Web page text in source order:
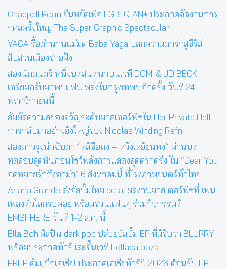
Chappell Roan ยืนหยัดเพื่อ LGBTQIAN+ ประกาศจัดงานการ
กุศลครั้งใหญ่ The Super Graphic Spectacular
YAGA รื้อตำนานแม่มด Baba Yaga ปลุกความดาร์กสู่ซีรีส์
สืบสวนเมืองชายฝั่ง
สองนักดนตรี หนึ่งบทสนทนาบนเวที DOMi & JD BECK
เตรียมกลับมาพบแฟนเพลงในกรุงเทพฯ อีกครั้ง วันที่ 24
พฤศจิกายนนี้
สัมผัสความสยองขวัญระดับมาสเตอร์พีซใน Her Private Hell
การกลับมาอย่างยิ่งใหญ่ของ Nicolas Winding Refn
สองดาวรุ่งน่าจับตา “หลี่ซือถง – หวังเหยียนทง” ผ่านบท
ทดสอบสุดหินก่อนโชว์พลังการแสดงสุดตราตรึง ใน “Dear You
จดหมายรักถึงอาม่า” 6 สิงหาคมนี้ ที่โรงภาพยนตร์ทั่วไทย
Ariana Grande ส่งอัลบั้มใหม่ petal ผลงานมาสเตอร์พีซที่แฟน
เพลงทั่วโลกรอคอย พร้อมชวนแฟนๆ ร่วมกิจกรรมที่
EMSPHERE วันที่ 1-2 ส.ค. นี้
Ella Boh ศิลปิน dark pop ปล่อยอัลบั้ม EP ที่มีชื่อว่า BLURRY
พร้อมประกาศทัวร์และขึ้นเวที Lollapalooza
PREP คัมแบ็กเอเชีย! ประกาศเอเชียทัวร์ปี 2026 ต้อนรับ EP